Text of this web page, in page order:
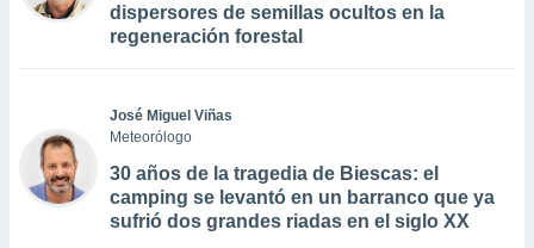
dispersores de semillas ocultos en la
regeneración forestal
José Miguel Viñas
Meteorólogo
30 años de la tragedia de Biescas: el
camping se levantó en un barranco que ya
sufrió dos grandes riadas en el siglo XX